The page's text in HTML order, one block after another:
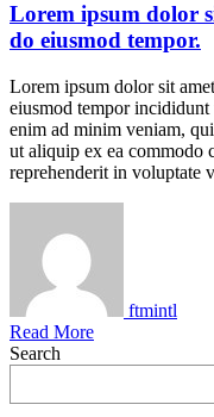
Lorem ipsum dolor
do eiusmod tempor.
Lorem ipsum dolor sit
eiusmod tempor
enim ad minim veniam,
ut aliquip ex ea commodo
reprehenderit in voluptate
ftmintl
Read More
Search